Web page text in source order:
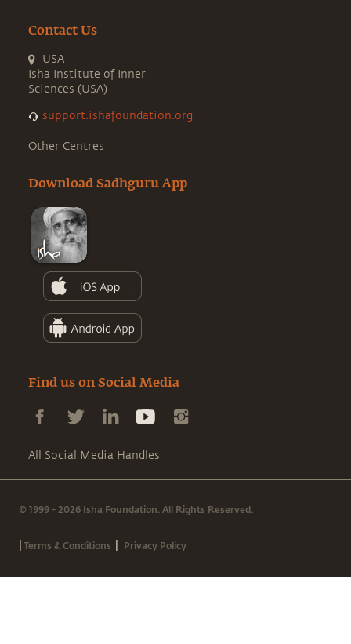
Contact Us
USA
Isha Institute of Inner
Sciences (USA)
support.ishafoundation.org
Other Centres
Download Sadhguru App
Find us on Social Media
All Social Media Handles
© 1999 - 2026 Isha Foundation. All Rights Reserved.
|Terms & Conditions | Privacy Policy